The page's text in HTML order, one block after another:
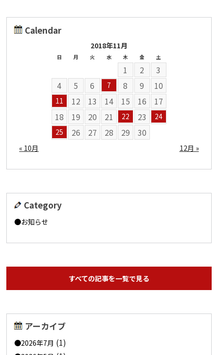
Calendar
2018年11月
日 月 火 水 木 金 土
1 2
3
4
5 6 7 8 9 10
11 12 13 14 15 16
17
18
19 20 21 22 23
24
25
26 27 28 29 30
« 10月 12月 »
Category
お知らせ
すべての記事を一覧で見る
アーカイブ
2026年7月 (1)